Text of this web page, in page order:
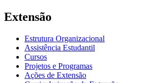
Extensão
Estrutura Organizacional
Assistência Estudantil
Cursos
Projetos e Programas
Ações de Extensão